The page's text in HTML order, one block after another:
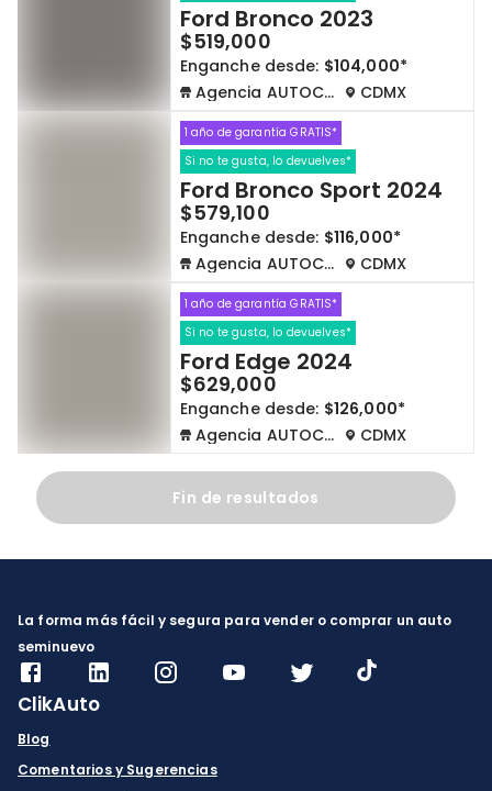
Ford Bronco 2023
$519,000
Enganche desde: $104,000*
Agencia AUTOCOM
CDMX
1 año de garantía GRATIS*
Si no te gusta, lo devuelves*
Ford Bronco Sport 2024
$579,100
Enganche desde: $116,000*
Agencia AUTOCOM
CDMX
1 año de garantía GRATIS*
Si no te gusta, lo devuelves*
Ford Edge 2024
$629,000
Enganche desde: $126,000*
Agencia AUTOCOM
CDMX
Fin de resultados
La forma más fácil y segura para vender o comprar un auto
seminuevo
ClikAuto
Blog
Comentarios y Sugerencias